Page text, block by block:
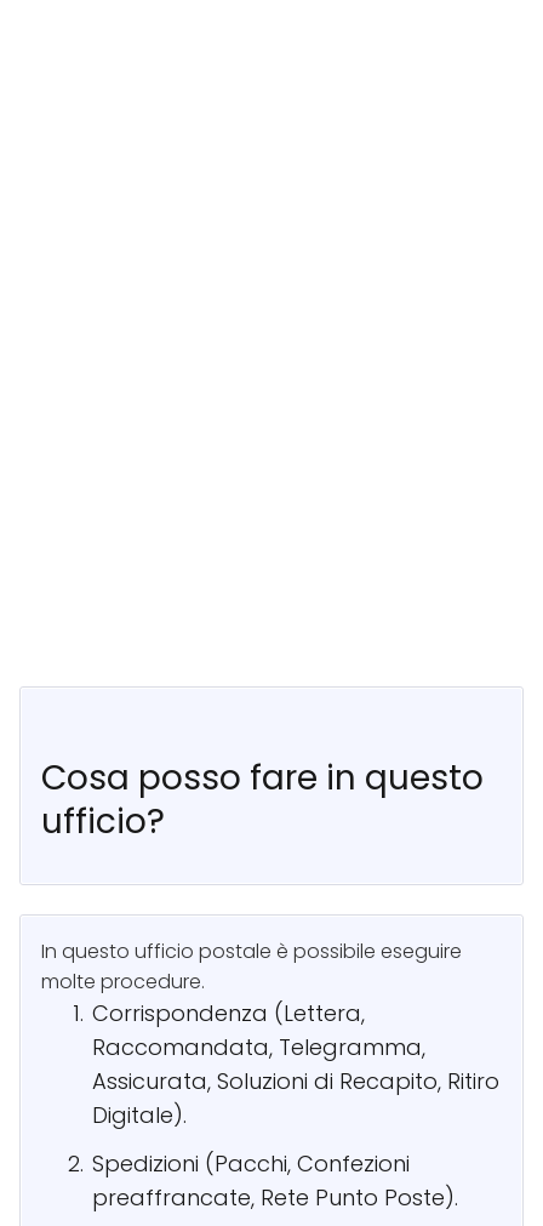
Cosa posso fare in questo
ufficio?
In questo ufficio postale è possibile eseguire
molte procedure.
Corrispondenza (Lettera,
Raccomandata, Telegramma,
Assicurata, Soluzioni di Recapito, Ritiro
Digitale).
Spedizioni (Pacchi, Confezioni
preaffrancate, Rete Punto Poste).